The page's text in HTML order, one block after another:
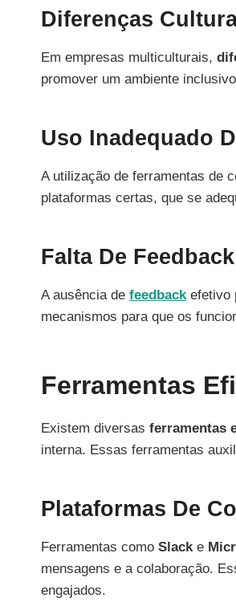
Diferenças
Em empresas multiculturais,
promover um ambiente
Uso Inadequado
A utilização de ferramentas de
plataformas certas, que se
Falta De Feedback
A ausência de feedback efetivo
mecanismos para que os
Ferramentas
Existem diversas ferramentas
interna. Essas ferramentas
Plataformas De
Ferramentas como Slack e
mensagens e a colaboração.
engajados.